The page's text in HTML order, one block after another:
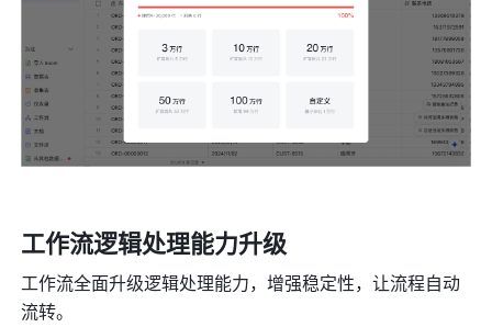
工作流逻辑处理能力升级
工作流全面升级逻辑处理能力，增强稳定性，让流程自动
流转。